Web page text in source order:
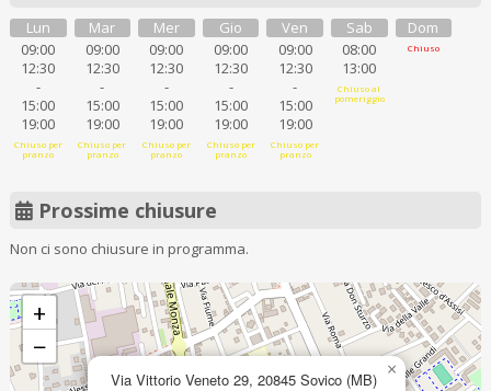
Lun
09:00
12:30
-
15:00
19:00
Chiuso per
pranzo
Mar
09:00
12:30
-
15:00
19:00
Chiuso per
pranzo
Mer
09:00
12:30
-
15:00
19:00
Chiuso per
pranzo
Gio
09:00
12:30
-
15:00
19:00
Chiuso per
pranzo
Ven
09:00
12:30
-
15:00
19:00
Chiuso per
pranzo
Sab
08:00
13:00
Chiuso al
pomeriggio
Dom
Chiuso
Prossime chiusure
Non ci sono chiusure in programma.
Via Vittorio Veneto 29, 20845 Sovico (MB) ×
+
−